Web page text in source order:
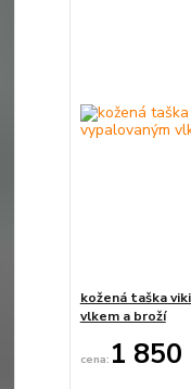
kožená taška
vlkem a broží
1 850